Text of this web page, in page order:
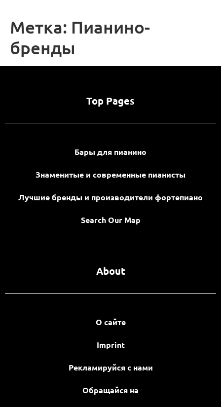
Метка: Пианино-
бренды
Top Pages
Бары для пианино
Знаменитые и современные пианисты
Лучшие бренды и производители фортепиано
Search Our Map
About
О сайте
Imprint
Рекламируйся с нами
Обращайся на